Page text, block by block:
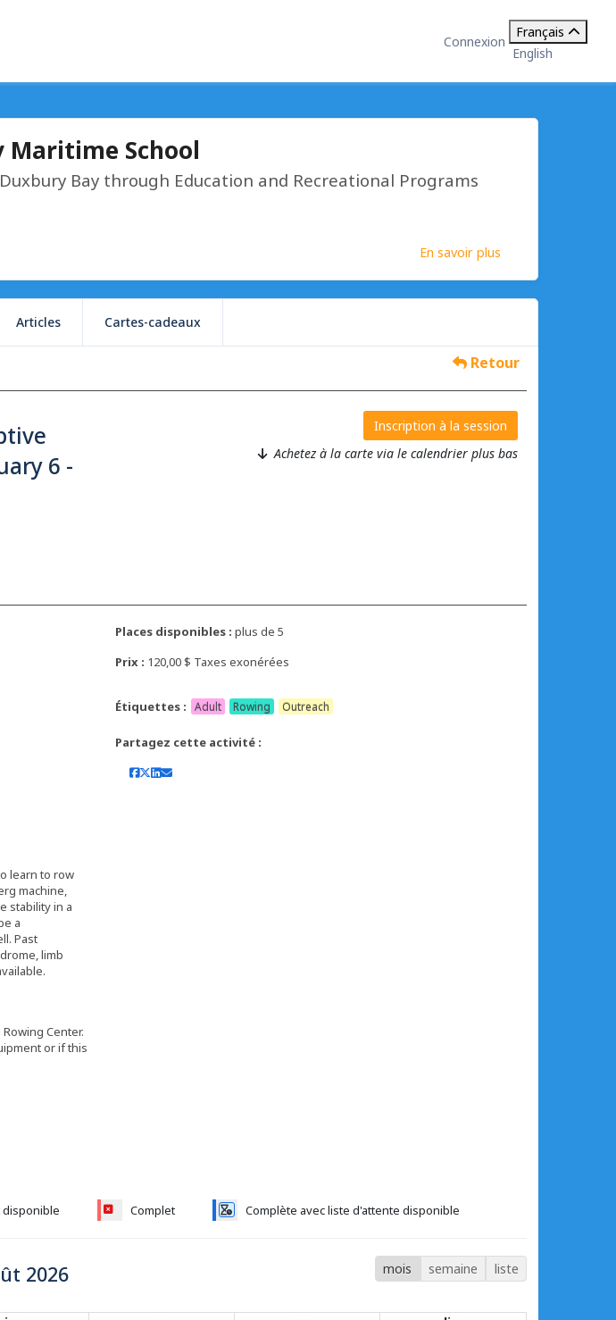
Connexion
Français
English
Maritime School
Bay through Education and Recreational Programs
En savoir plus
Articles Cartes-cadeaux
Retour
6 -
Inscription à la session
Achetez à la carte via le calendrier plus bas
learn to row
machine,
stability in a
a
Past
limb
Center.
or if this
Places disponibles : plus de 5
Prix : 120,00 $ Taxes exonérées
Étiquettes : Adult Rowing Outreach
Partagez cette activité :
disponible Complet Complète avec liste d'attente disponible
mois semaine liste
2026